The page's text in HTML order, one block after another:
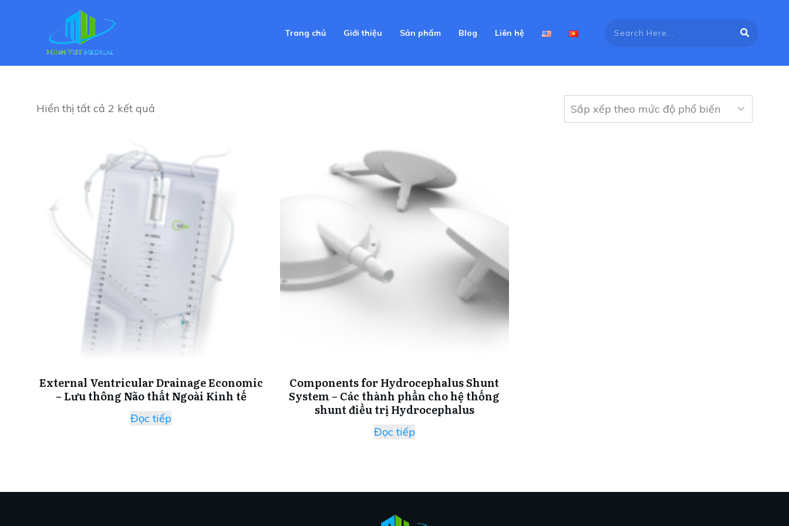
Trang chủ Giới thiệu Sản phẩm Blog Liên hệ
Hiển thị tất cả 2 kết quả
External Ventricular Drainage Economic
– Lưu thông Não thất Ngoài Kinh tế
Đọc tiếp
Components for Hydrocephalus Shunt
System – Các thành phần cho hệ thống
shunt điều trị Hydrocephalus
Đọc tiếp